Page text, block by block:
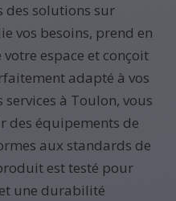
des solutions sur
vos besoins, prend en
espace et conçoit
adapté à vos
services à Toulon, vous
des équipements de
aux standards de
est testé pour
une durabilité